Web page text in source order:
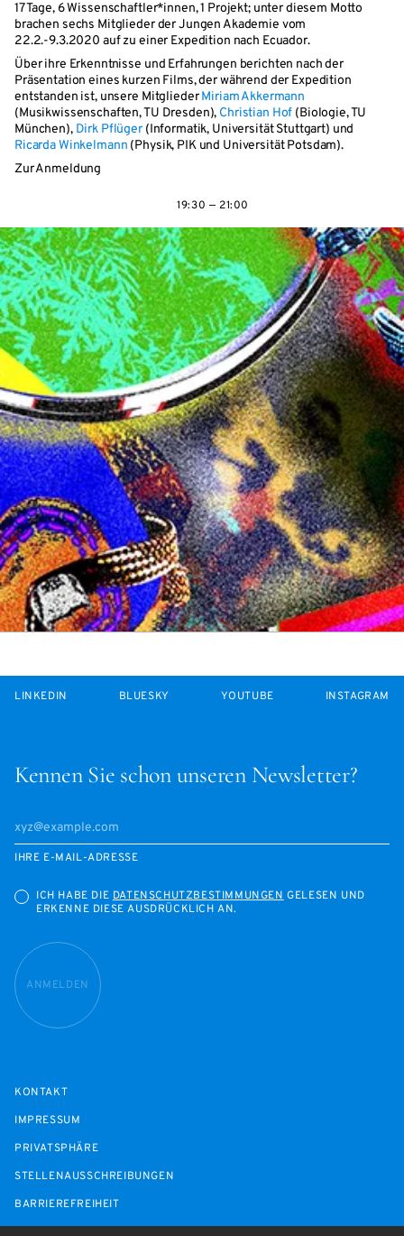
17 Tage, 6 Wissenschaftler*innen, 1 Projekt; unter diesem Motto
brachen sechs Mitglieder der Jungen Akademie vom
22.2.-9.3.2020 auf zu einer Expedition nach Ecuador.
Über ihre Erkenntnisse und Erfahrungen berichten nach der
Präsentation eines kurzen Films, der während der Expedition
entstanden ist, unsere MitgliederMiriam Akkermann
(Musikwissenschaften, TU Dresden), Christian Hof (Biologie, TU
München), Dirk Pflüger(Informatik, Universität Stuttgart) und
Ricarda Winkelmann (Physik, PIK und Universität Potsdam).
Zur Anmeldung
19:30 — 21:00
Kennen Sie schon unseren Newsletter?
IHRE E-MAIL-ADRESSE
ICH HABE DIEDATENSCHUTZBESTIMMUNGENGELESEN UND
ERKENNE DIESE AUSDRÜCKLICH AN.
ANMELDEN
LINKEDIN BLUESKY YOUTUBE INSTAGRAM
KONTAKT
IMPRESSUM
PRIVATSPHÄRE
STELLENAUSSCHREIBUNGEN
BARRIEREFREIHEIT